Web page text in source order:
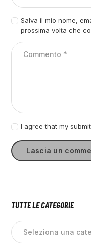
Salva il mio nome,
prossima volta che
I agree that my
TUTTE LE CATEGORIE